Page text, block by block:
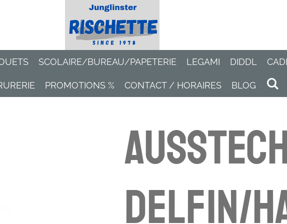
SCOLAIRE/BUREAU/PAPETERIE LEGAMI DIDDL
PROMOTIONS % CONTACT / HORAIRES BLOG
Delfin/